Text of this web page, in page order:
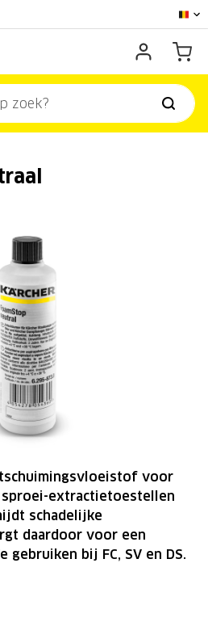
voor
extractietoestellen
schadelijke
daardoor voor een
gebruiken bij FC, SV en DS.